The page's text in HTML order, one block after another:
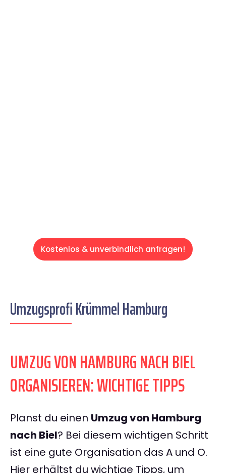
Kostenlos & unverbindlich anfragen!
Umzugsprofi Krümmel Hamburg
UMZUG VON HAMBURG NACH BIEL
ORGANISIEREN: WICHTIGE TIPPS
Planst du einen Umzug von Hamburg
nach Biel? Bei diesem wichtigen Schritt
ist eine gute Organisation das A und O.
Hier erhältst du wichtige Tipps, um